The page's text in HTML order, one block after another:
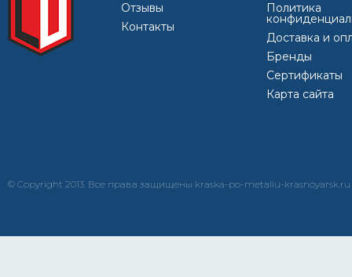
Отзывы
Контакты
Политика
Доставка и
Бренды
Сертификаты
Карта сайта
© Copyright 2013. Все права защищены kraska-po-metallu-krasnoyarsk.ru